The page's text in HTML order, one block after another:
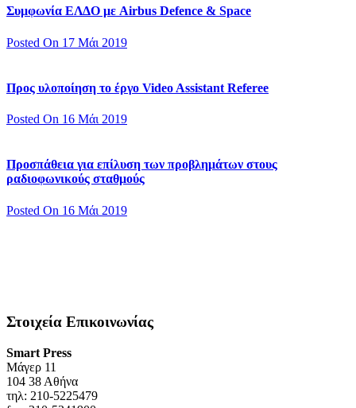
Συμφωνία ΕΛΔΟ με Airbus Defence & Space
Posted On 17 Μάι 2019
Προς υλοποίηση το έργο Video Assistant Referee
Posted On 16 Μάι 2019
Προσπάθεια για επίλυση των προβλημάτων στους
ραδιοφωνικούς σταθμούς
Posted On 16 Μάι 2019
Στοιχεία Επικοινωνίας
Smart Press
Mάγερ 11
104 38 Αθήνα
τηλ: 210-5225479